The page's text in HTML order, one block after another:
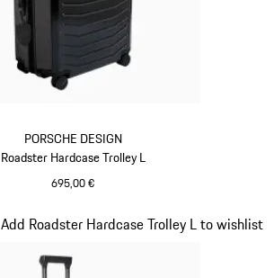
PORSCHE DESIGN
Roadster Hardcase Trolley L
695,00 €
Add Roadster Hardcase Trolley L to wishlist